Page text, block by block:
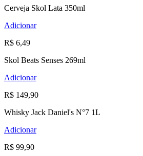
Cerveja Skol Lata 350ml
Adicionar
R$ 6,49
Skol Beats Senses 269ml
Adicionar
R$ 149,90
Whisky Jack Daniel's N°7 1L
Adicionar
R$ 99,90